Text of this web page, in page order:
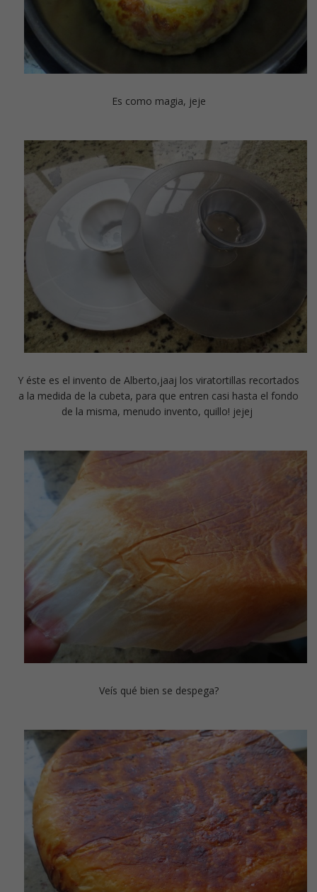
Es como magia, jeje
Y éste es el invento de Alberto,jaaj los viratortillas recortados
a la medida de la cubeta, para que entren casi hasta el fondo
de la misma, menudo invento, quillo! jejej
Veís qué bien se despega?